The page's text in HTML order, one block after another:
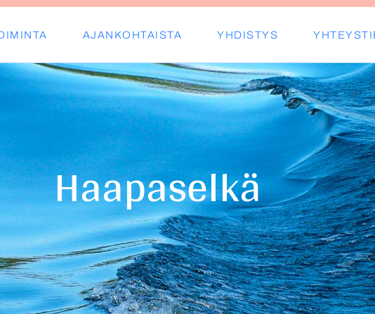
ry
AJANKOHTAISTA YHDISTYS
Haapaselkä